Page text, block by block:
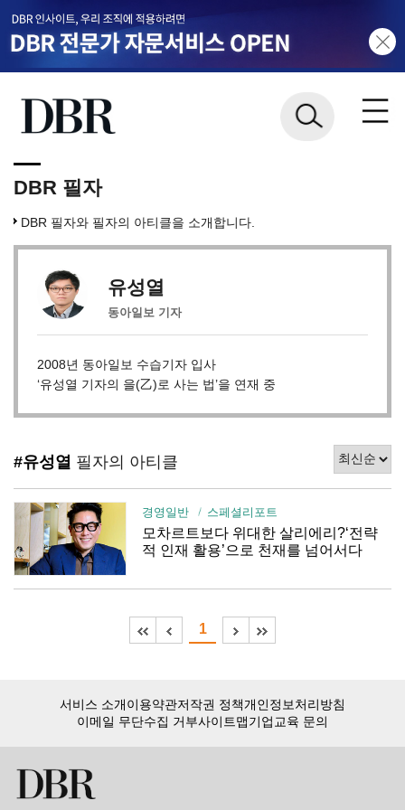
DBR 필자
DBR 필자와 필자의 아티클을 소개합니다.
유성열
동아일보 기자
2008년 동아일보 수습기자 입사
‘유성열 기자의 을(乙)로 사는 법’을 연재 중
#유성열 필자의 아티클
경영일반 스페셜리포트
모차르트보다 위대한 살리에리?‘전략
적 인재 활용’으로 천재를 넘어서다
1
서비스 소개이용약관저작권 정책개인정보처리방침
이메일 무단수집 거부사이트맵기업교육 문의